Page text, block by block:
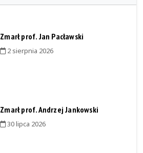
Zmarł prof. Jan Pacławski
2 sierpnia 2026
Zmarł prof. Andrzej Jankowski
30 lipca 2026